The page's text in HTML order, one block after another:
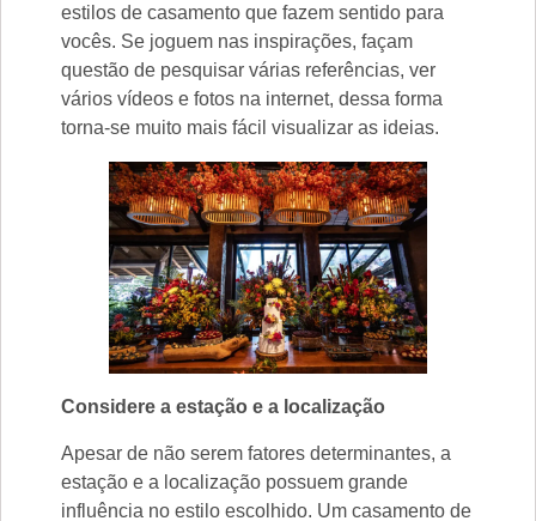
estilos de casamento que fazem sentido para
vocês. Se joguem nas inspirações, façam
questão de pesquisar várias referências, ver
vários vídeos e fotos na internet, dessa forma
torna-se muito mais fácil visualizar as ideias.
Considere a estação e a localização
Apesar de não serem fatores determinantes, a
estação e a localização possuem grande
influência no estilo escolhido. Um casamento de